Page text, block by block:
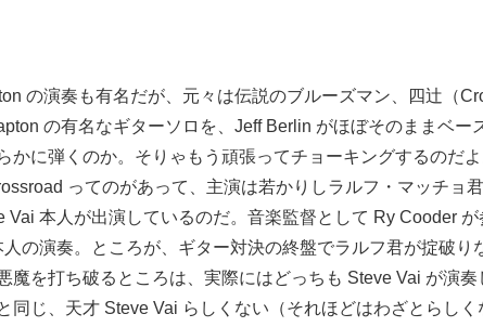
の演奏も有名だが、元々は伝説のブルーズマン、四辻（
の有名なギターソロを、Jeff Berlin がほぼそのままベ
かに弾くのか。そりゃもう頑張ってチョーキングするのだ
ってのがあって、主演は若かりしラルフ・マッチ
Vai 本人が出演しているのだ。音楽監督として Ry Cooder
の演奏。ところが、ギター対決の終盤でラルフ君が掟破
魔を打ち破るところは、実際にはどっちも Steve Vai が演
同じ、天才 Steve Vai らしくない（それほどはわざとらし